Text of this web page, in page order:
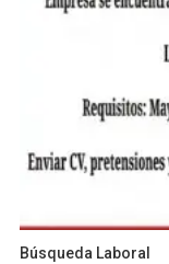
Búsqueda Laboral